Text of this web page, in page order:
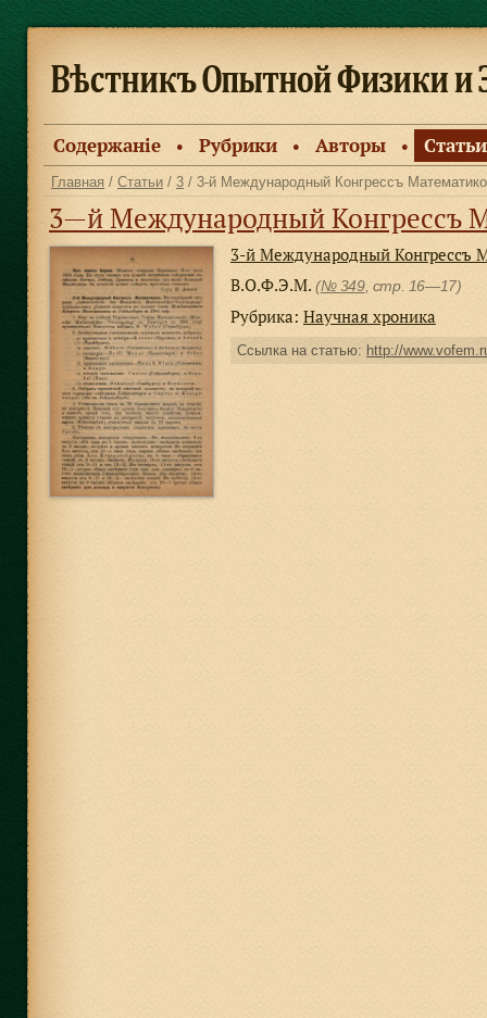
Содержанiе ● Рубрики ● Авторы ● Статьи
Главная / Статьи / 3 / 3-й Международный Конгрессъ
3—й Международный Конгрессъ
3-й Международный Конгрессъ
В.О.Ф.Э.М. (№ 349, стр. 16—17)
Рубрика: Научная хроника
Ссылка на статью: http://